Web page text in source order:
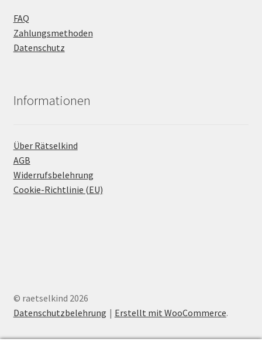
FAQ
Zahlungsmethoden
Datenschutz
Informationen
Über Rätselkind
AGB
Widerrufsbelehrung
Cookie-Richtlinie (EU)
© raetselkind 2026
Datenschutzbelehrung
Erstellt mit WooCommerce.